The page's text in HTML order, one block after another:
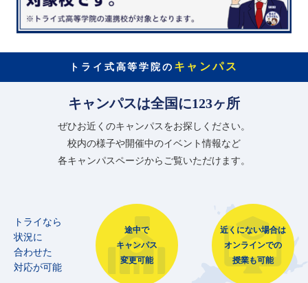
トライ式高等学院の キャンパス
キャンパスは全国に123ヶ所
ぜひお近くのキャンパスをお探しください。
校内の様子や開催中のイベント情報など
各キャンパスページからご覧いただけます。
トライなら
状況に
合わせた
対応が可能
途中で
キャンパス
変更可能
近くにない場合は
オンラインでの
授業も可能